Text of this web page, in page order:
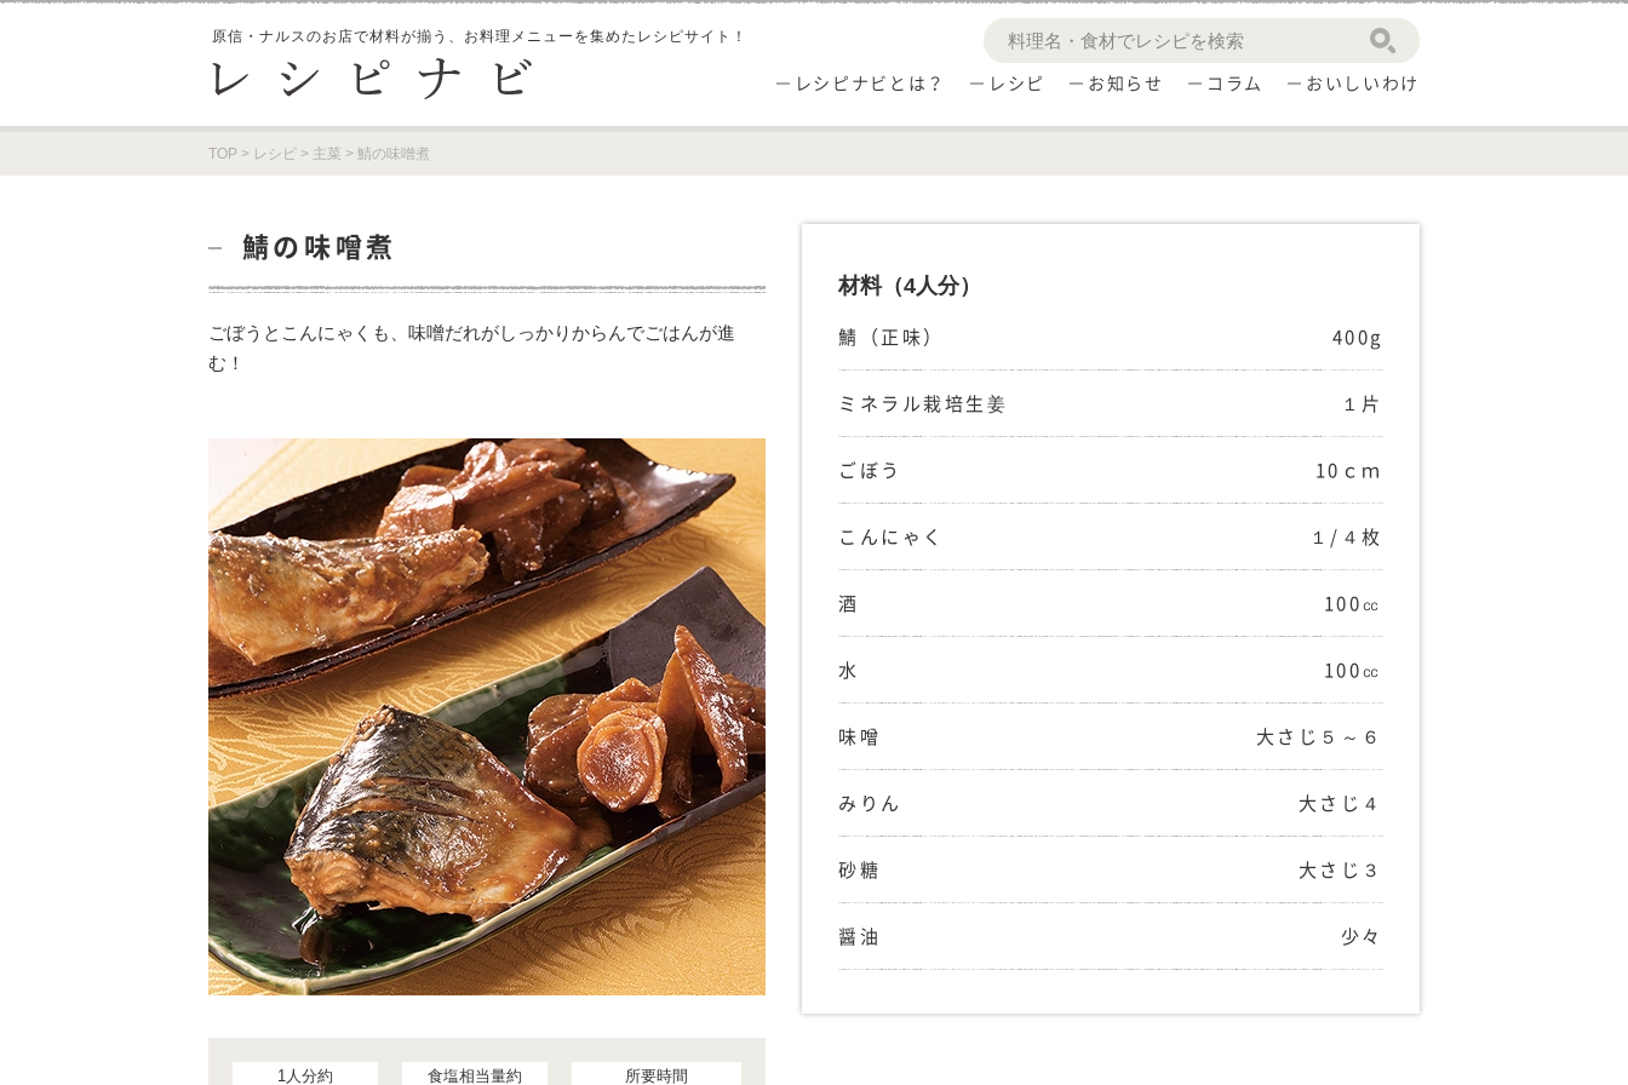
原信・ナルスのお店で材料が揃う、 お料理メニューを集めたレシピサイト！
レシピナビとは？ レシピ お知らせ コラム おいしいわけ
TOP > レシピ > 主菜 > 鯖の味噌煮
鯖の味噌煮
ごぼうとこんにゃくも、味噌だれがしっかりからんでごはんが進
む！
1人分約 食塩相当量約 所要時間
材料（4人分）
鯖（正味） 400g
ミネラル栽培生姜 １片
ごぼう 10ｃｍ
こんにゃく １/４枚
酒 100㏄
水 100㏄
味噌 大さじ５～６
みりん 大さじ４
砂糖 大さじ３
醤油 少々